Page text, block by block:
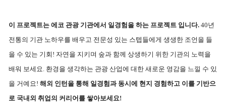
이 프로젝트는 에코 관광 기관에서 일경험을 하는 프로젝트 입니다. 40년
전통의 기관 노하우를 배우고 전문성 있는 스텝들에게 생생한 조언을 들
을 수 있는 기회! 자연을 지키며 숲과 함께 상생하기 위한 기관의 노력을
배워 보세요. 환경을 생각하는 관광 산업에 대한 새로운 영감을 느낄 수 있
을 거예요! 해외 인턴을 통해 일경험과 동시에 현지 경험하고 이를 기반으
로 국내외 취업의 커리어를 쌓아보세요!